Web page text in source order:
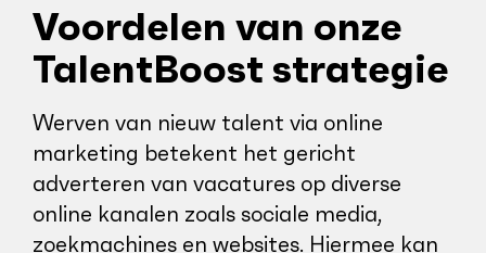
Voordelen van onze
TalentBoost strategie
Werven van nieuw talent via online
marketing betekent het gericht
adverteren van vacatures op diverse
online kanalen zoals sociale media,
zoekmachines en websites. Hiermee kan